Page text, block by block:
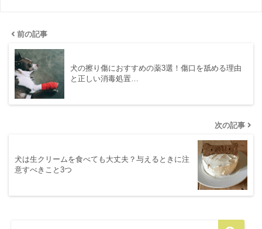
前の記事
犬の擦り傷におすすめの薬3選！傷口を舐める理由
と正しい消毒処置…
次の記事
犬は生クリームを食べても大丈夫？与えるときに注
意すべきこと3つ